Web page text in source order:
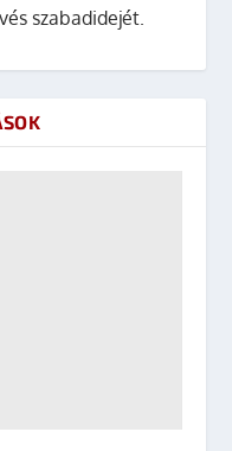
szabadidejét.